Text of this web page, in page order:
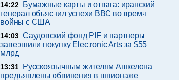
14:22
Бумажные карты и отвага: иранский
генерал объяснил успехи ВВС во время
войны с США
14:03 Саудовский фонд PIF и партнеры
завершили покупку Electronic Arts за $55
млрд
13:31
Русскоязычным жителям Ашкелона
предъявлены обвинения в шпионаже